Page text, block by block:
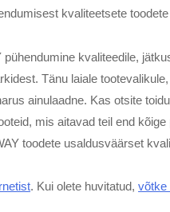
kvaliteetsete
kvaliteedile,
Tänu laiale
ainulaadne. Kas otsite
mis aitavad teil end
toodete usaldusväärset
. Kui olete huvitatud,võtke